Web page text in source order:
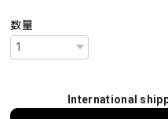
数量
International